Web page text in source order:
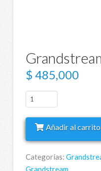
$ 485,000
Grandstream
GXP
2160
cantidad
Añadir al carrito
Categorías:
Grandstream